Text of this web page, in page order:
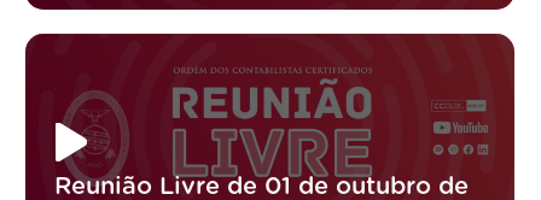
Reunião Livre de 01 de outubro de